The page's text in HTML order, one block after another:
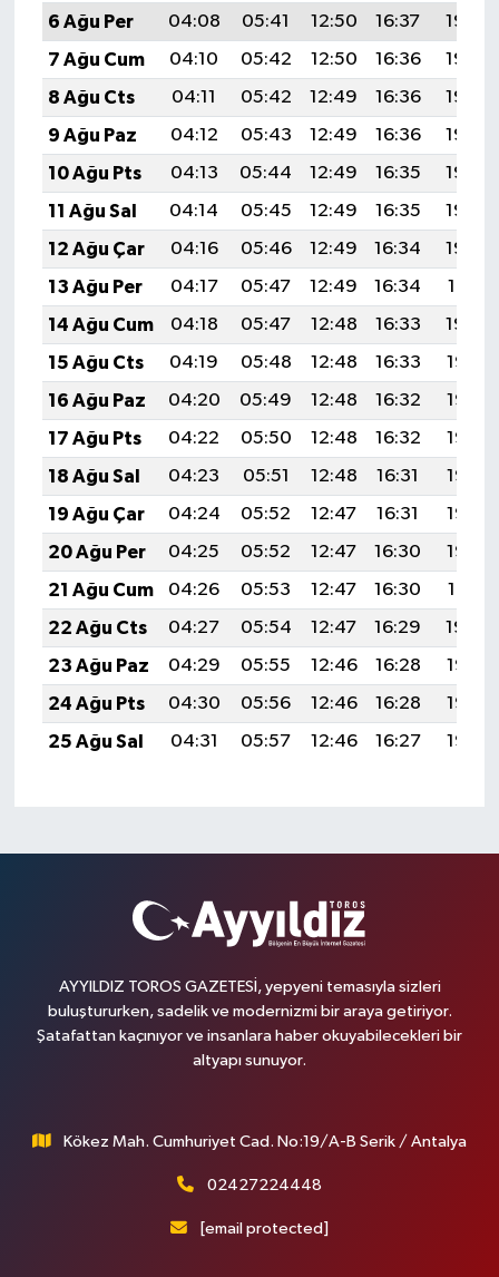
6 Ağu Per 04:08 05:41 12:50 16:37
19:49
7 Ağu Cum
04:10 05:42 12:50 16:36
19:48
8 Ağu Cts
04:11 05:42 12:49 16:36
19:46
9 Ağu Paz
04:12 05:43 12:49 16:36
19:45
10 Ağu Pts
04:13 05:44 12:49 16:35
19:44
11 Ağu Sal
04:14 05:45 12:49 16:35
19:43
12 Ağu Çar
04:16 05:46 12:49 16:34
19:42
13 Ağu Per
04:17 05:47 12:49 16:34
19:41
14 Ağu Cum
04:18 05:47 12:48 16:33
19:40
15 Ağu Cts
04:19 05:48 12:48 16:33
19:38
16 Ağu Paz
04:20 05:49 12:48 16:32
19:37
17 Ağu Pts
04:22 05:50 12:48 16:32
19:36
18 Ağu Sal
04:23 05:51 12:48 16:31
19:35
19 Ağu Çar
04:24 05:52 12:47 16:31
19:33
20 Ağu Per
04:25 05:52 12:47 16:30
19:32
21 Ağu Cum
04:26 05:53 12:47 16:30
19:31
22 Ağu Cts
04:27 05:54 12:47 16:29
19:29
23 Ağu Paz
04:29 05:55 12:46 16:28
19:28
24 Ağu Pts
04:30 05:56 12:46 16:28
19:27
25 Ağu Sal
04:31 05:57 12:46 16:27 19:25
AYYILDIZ TOROS GAZETESİ, yepyeni temasıyla sizleri
buluştururken, sadelik ve modernizmi bir araya getiriyor.
Şatafattan kaçınıyor ve insanlara haber okuyabilecekleri bir
altyapı sunuyor.
Kökez Mah. Cumhuriyet Cad. No:19/A-B Serik / Antalya
02427224448
[email protected]